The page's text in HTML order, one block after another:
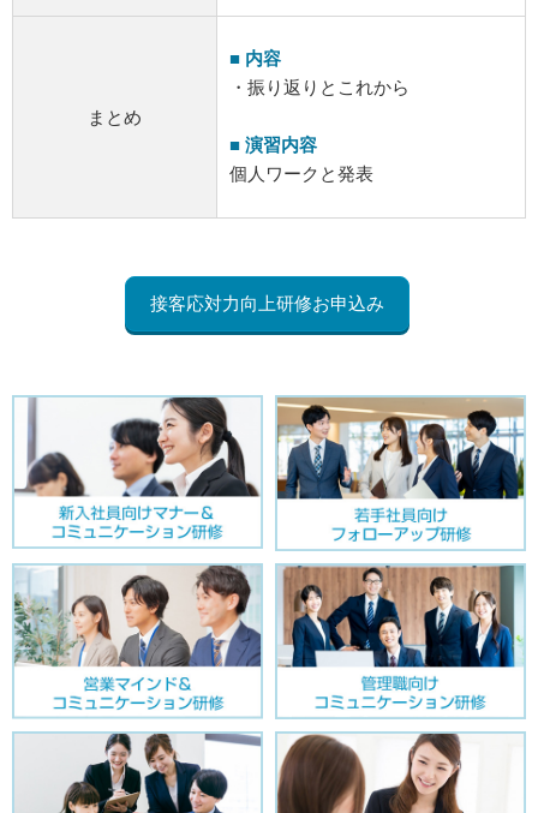
まとめ
■ 内容
・振り返りとこれから
■ 演習内容
個人ワークと発表
接客応対力向上研修お申込み